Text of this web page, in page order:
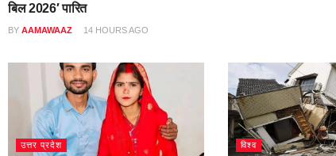
बिल 2026′ पारित
BY AAMAWAAZ 14 HOURS AGO
उत्तर प्रदेश विश्व